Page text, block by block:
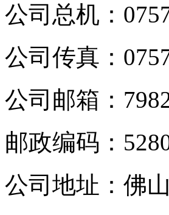
公司总机：
公司传真：
公司邮箱：
邮政编码：
公司地址：佛